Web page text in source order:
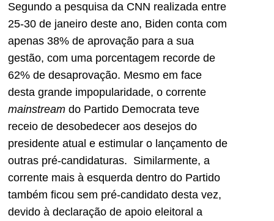
Segundo a pesquisa da CNN realizada entre
25-30 de janeiro deste ano, Biden conta com
apenas 38% de aprovação para a sua
gestão, com uma porcentagem recorde de
62% de desaprovação. Mesmo em face
desta grande impopularidade, o corrente
mainstream do Partido Democrata teve
receio de desobedecer aos desejos do
presidente atual e estimular o lançamento de
outras pré-candidaturas. Similarmente, a
corrente mais à esquerda dentro do Partido
também ficou sem pré-candidato desta vez,
devido à declaração de apoio eleitoral a